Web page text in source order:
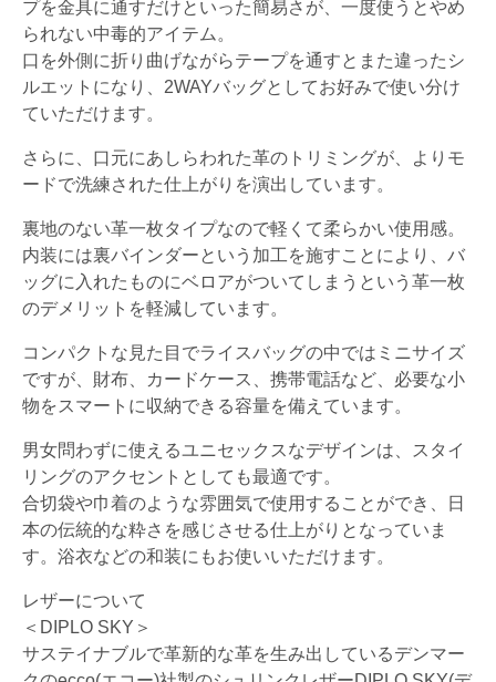
プを金具に通すだけといった簡易さが、一度使うとやめ
られない中毒的アイテム。
口を外側に折り曲げながらテープを通すとまた違ったシ
ルエットになり、2WAYバッグとしてお好みで使い分け
ていただけます。
さらに、口元にあしらわれた革のトリミングが、よりモ
ードで洗練された仕上がりを演出しています。
裏地のない革一枚タイプなので軽くて柔らかい使用感。
内装には裏バインダーという加工を施すことにより、バ
ッグに入れたものにベロアがついてしまうという革一枚
のデメリットを軽減しています。
コンパクトな見た目でライスバッグの中ではミニサイズ
ですが、財布、カードケース、携帯電話など、必要な小
物をスマートに収納できる容量を備えています。
男女問わずに使えるユニセックスなデザインは、スタイ
リングのアクセントとしても最適です。
合切袋や巾着のような雰囲気で使用することができ、日
本の伝統的な粋さを感じさせる仕上がりとなっていま
す。浴衣などの和装にもお使いいただけます。
レザーについて
＜DIPLO SKY＞
サステイナブルで革新的な革を生み出しているデンマー